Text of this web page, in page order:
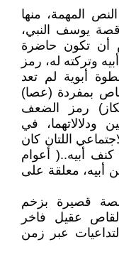
المهمة، منها
يوسف النبي،
أن تكون حاضرة
وتركته له، رمز
أبوية لم تعد
بمفردة (عصا)
رمز الضعف
ودلالاتهما، في
اللتان كان
أبيه..( أعوام
أبيه، معلقة على
قصيرة بزخم
عقيل فاخر
عبر زمن